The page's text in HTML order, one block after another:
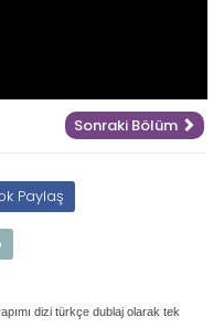
Sonraki Bölüm
Paylaş
dizi türkçe dublaj olarak tek